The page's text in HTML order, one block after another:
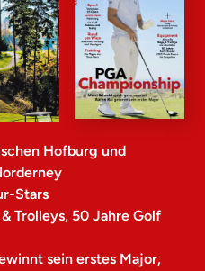
Hofburg und
Stars
Trolleys, 50 Jahre Golf
sein erstes Major,